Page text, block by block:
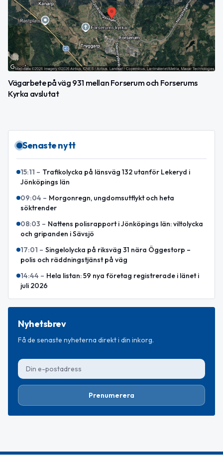
Vägarbete på väg 931 mellan Forserum och Forserums
Kyrka avslutat
Senaste nytt
15:11 – Trafikolycka på länsväg 132 utanför Lekeryd i
Jönköpings län
09:04 – Morgonregn, ungdomsutflykt och heta
söktrender
08:03 – Nattens polisrapport i Jönköpings län: viltolycka
och gripanden i Sävsjö
17:01 – Singelolycka på riksväg 31 nära Öggestorp –
polis och räddningstjänst på väg
14:44 – Hela listan: 59 nya företag registrerade i länet i
juli 2026
Nyhetsbrev
Få de senaste nyheterna direkt i din inkorg.
Prenumerera